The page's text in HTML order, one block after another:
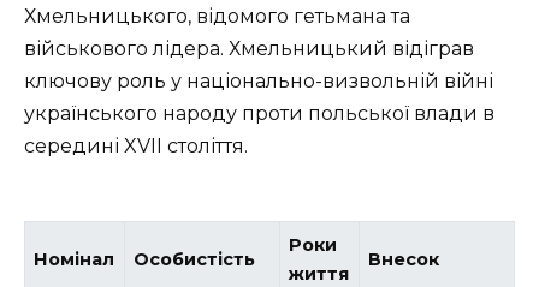
Хмельницького, відомого гетьмана та
військового лідера. Хмельницький відіграв
ключову роль у національно-визвольній війні
українського народу проти польської влади в
середині XVII століття.
Номінал Особистість
Роки
життя
Внесок